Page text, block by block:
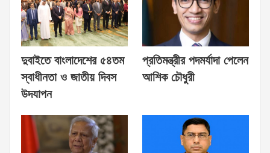
দুবাইতে বাংলাদেশের ৫৪তম
স্বাধীনতা ও জাতীয় দিবস
উদযাপন
প্রতিমন্ত্রীর পদমর্যাদা পেলেন
আশিক চৌধুরী